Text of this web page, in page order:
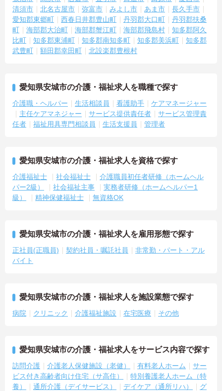
清須市
北名古屋市 弥富市 みよし市 あま市
長久手市
愛知郡東郷町
西春日井郡豊山町 丹羽郡大口町
丹羽郡扶桑
町
海部郡大治町 海部郡蟹江町 海部郡飛島村
知多郡阿久
比町
知多郡東浦町 知多郡南知多町 知多郡美浜町
知多郡
武豊町
額田郡幸田町 北設楽郡豊根村
愛知県安城市の介護・福祉求人を職種で探す
介護職・ヘルパー 生活相談員 看護助手
ケアマネージャー
主任ケアマネジャー
サービス提供責任者
サービス管理責
任者
福祉用具専門相談員 生活支援員 管理者
愛知県安城市の介護・福祉求人を資格で探す
介護福祉士 社会福祉士
介護職員初任者研修（ホームヘル
パー2級）
社会福祉主事
実務者研修（ホームヘルパー1
級）
精神保健福祉士 無資格OK
愛知県安城市の介護・福祉求人を雇用形態で探す
正社員(正職員) 契約社員・嘱託社員
非常勤・パート・アル
バイト
愛知県安城市の介護・福祉求人を施設業態で探す
病院 クリニック 介護福祉施設 在宅医療 その他
愛知県安城市の介護・福祉求人をサービス内容で探す
訪問介護 介護老人保健施設（老健） 有料老人ホーム
サー
ビス付き高齢者向け住宅（サ高住）
特別養護老人ホーム（特
養）
通所介護（デイサービス） デイケア（通所リハ）
グ